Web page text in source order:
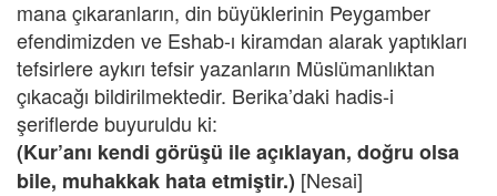
mana çıkaranların, din büyüklerinin Peygamber
efendimizden ve Eshab-ı kiramdan alarak yaptıkları
tefsirlere aykırı tefsir yazanların Müslümanlıktan
çıkacağı bildirilmektedir. Berika’daki hadis-i
şeriflerde buyuruldu ki:
(Kur’anı kendi görüşü ile açıklayan, doğru olsa
bile, muhakkak hata etmiştir.) [Nesai]